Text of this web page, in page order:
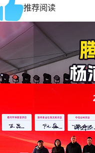
推荐阅读